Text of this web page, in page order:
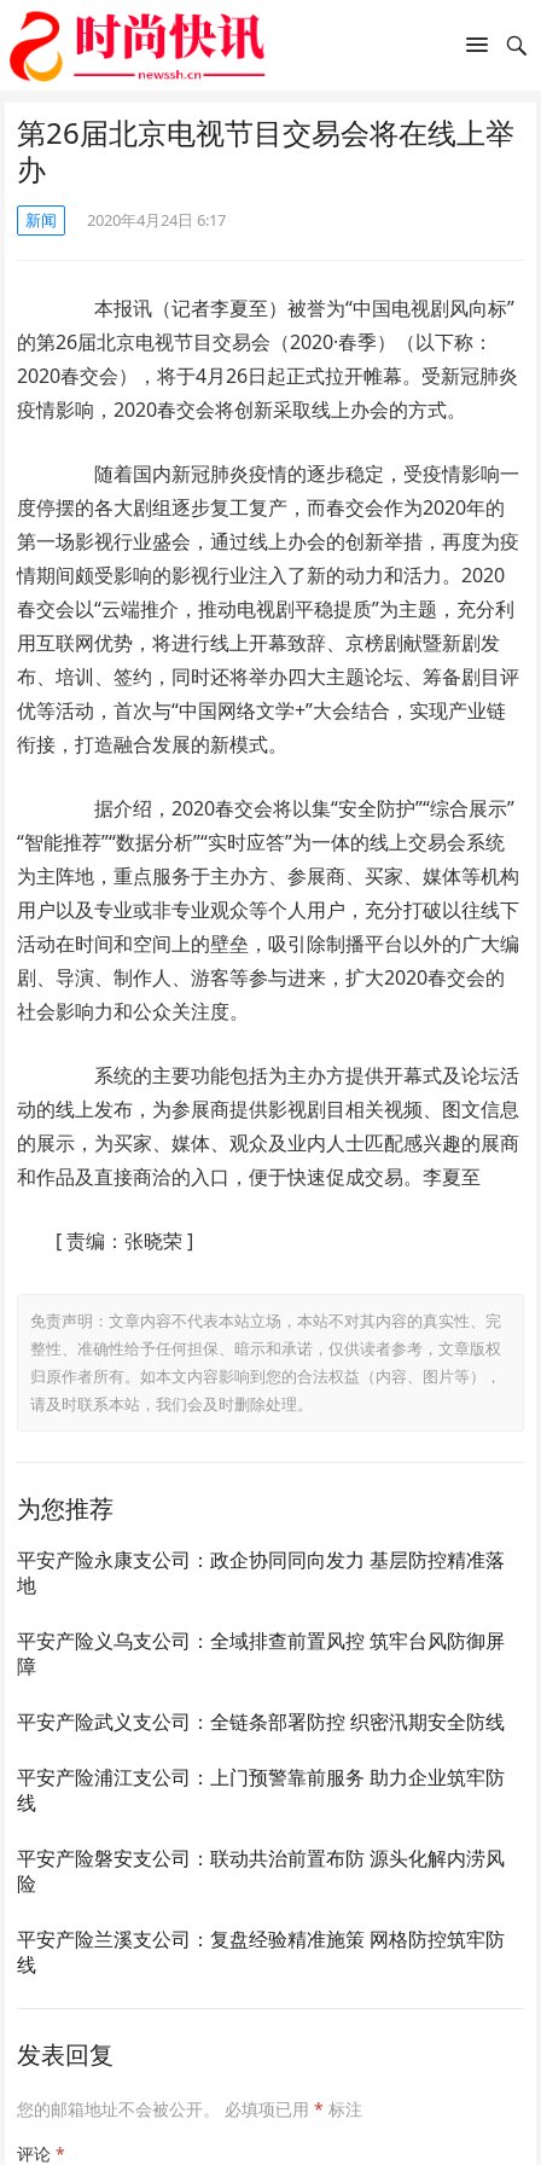
第26届北京电视节目交易会将在线上举
办
新闻 2020年4月24日 6:17
本报讯（记者李夏至）被誉为“中国电视剧风向标”
的第26届北京电视节目交易会（2020·春季）（以下称：
2020春交会），将于4月26日起正式拉开帷幕。受新冠肺炎
疫情影响，2020春交会将创新采取线上办会的方式。
随着国内新冠肺炎疫情的逐步稳定，受疫情影响一
度停摆的各大剧组逐步复工复产，而春交会作为2020年的
第一场影视行业盛会，通过线上办会的创新举措，再度为疫
情期间颇受影响的影视行业注入了新的动力和活力。2020
春交会以“云端推介，推动电视剧平稳提质”为主题，充分利
用互联网优势，将进行线上开幕致辞、京榜剧献暨新剧发
布、培训、签约，同时还将举办四大主题论坛、筹备剧目评
优等活动，首次与“中国网络文学+”大会结合，实现产业链
衔接，打造融合发展的新模式。
据介绍，2020春交会将以集“安全防护”“综合展示”
“智能推荐”“数据分析”“实时应答”为一体的线上交易会系统
为主阵地，重点服务于主办方、参展商、买家、媒体等机构
用户以及专业或非专业观众等个人用户，充分打破以往线下
活动在时间和空间上的壁垒，吸引除制播平台以外的广大编
剧、导演、制作人、游客等参与进来，扩大2020春交会的
社会影响力和公众关注度。
系统的主要功能包括为主办方提供开幕式及论坛活
动的线上发布，为参展商提供影视剧目相关视频、图文信息
的展示，为买家、媒体、观众及业内人士匹配感兴趣的展商
和作品及直接商洽的入口，便于快速促成交易。李夏至
[责编：张晓荣]
免责声明：文章内容不代表本站立场，本站不对其内容的真实性、完
整性、准确性给予任何担保、暗示和承诺，仅供读者参考，文章版权
归原作者所有。如本文内容影响到您的合法权益（内容、图片等），
请及时联系本站，我们会及时删除处理。
为您推荐
平安产险永康支公司：政企协同同向发力 基层防控精准落
地
平安产险义乌支公司：全域排查前置风控 筑牢台风防御屏
障
平安产险武义支公司：全链条部署防控 织密汛期安全防线
平安产险浦江支公司：上门预警靠前服务 助力企业筑牢防
线
平安产险磐安支公司：联动共治前置布防 源头化解内涝风
险
平安产险兰溪支公司：复盘经验精准施策 网格防控筑牢防
线
发表回复
您的邮箱地址不会被公开。 必填项已用* 标注
评论*